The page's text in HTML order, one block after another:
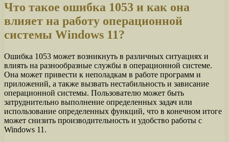
Что такое ошибка 1053 и как она
влияет на работу операционной
системы Windows 11?
Ошибка 1053 может возникнуть в различных ситуациях и
влиять на разнообразные службы в операционной системе.
Она может привести к неполадкам в работе программ и
приложений, а также вызвать нестабильность и зависание
операционной системы. Пользователю может быть
затруднительно выполнение определенных задач или
использование определенных функций, что в конечном итоге
может снизить производительность и удобство работы с
Windows 11.